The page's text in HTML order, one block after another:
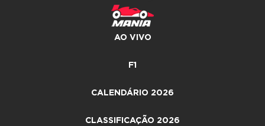
AO VIVO
F1
CALENDÁRIO 2026
CLASSIFICAÇÃO 2026